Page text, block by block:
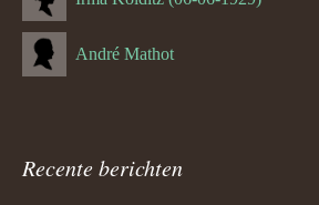
André Mathot
Recente berichten